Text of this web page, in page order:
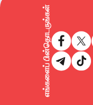
எங்களைப் பின்தொடருங்கள்